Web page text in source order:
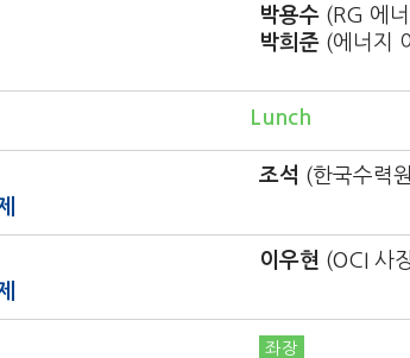
박용수 (RG 에
박희준 (에너지
Lunch
조석 (한국수력
이우현 (OCI 사
좌장